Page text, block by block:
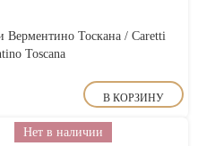
Верментино Тоскана / Caretti
Toscana
В КОРЗИНУ
Нет в наличии